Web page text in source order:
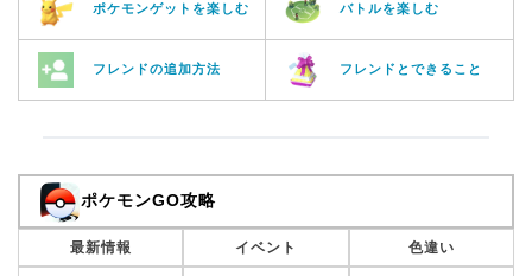
ポケモンゲットを楽しむ バトルを楽しむ
フレンドの追加方法 フレンドとできること
ポケモンGO攻略
最新情報 イベント 色違い